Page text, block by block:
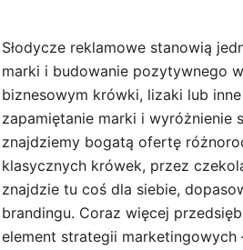
Słodycze reklamowe stanowią
marki i budowanie pozytywnego
biznesowym krówki, lizaki lub
zapamiętanie marki i wyróżnienie
znajdziemy bogatą ofertę
klasycznych krówek, przez
znajdzie tu coś dla siebie,
brandingu. Coraz więcej
element strategii